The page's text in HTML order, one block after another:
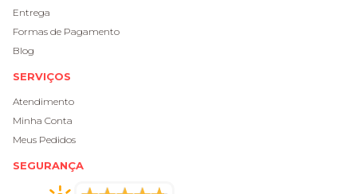
Entrega
Formas de Pagamento
Blog
SERVIÇOS
Atendimento
Minha Conta
Meus Pedidos
SEGURANÇA